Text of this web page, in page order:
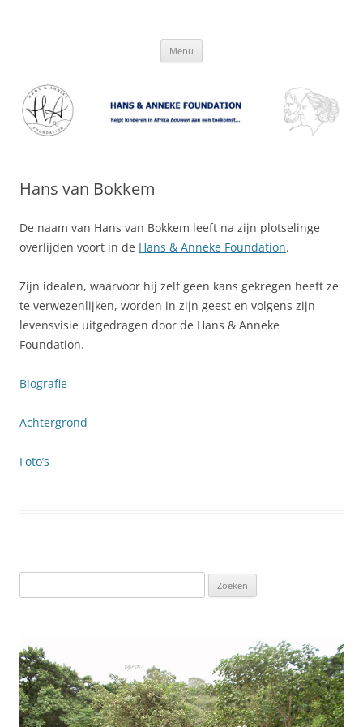
Menu
Hans van Bokkem
De naam van Hans van Bokkem leeft na zijn plotselinge
overlijden voort in de Hans & Anneke Foundation.
Zijn idealen, waarvoor hij zelf geen kans gekregen heeft ze
te verwezenlijken, worden in zijn geest en volgens zijn
levensvisie uitgedragen door de Hans & Anneke
Foundation.
Biografie
Achtergrond
Foto’s
naar: